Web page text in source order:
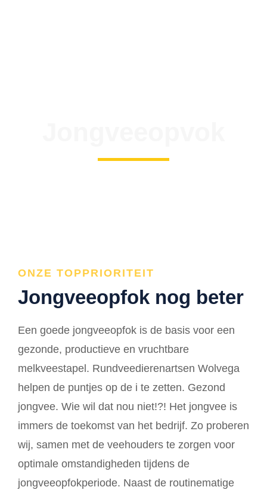
ONZE TOPPRIORITEIT
Jongveeopfok nog beter
Een goede jongveeopfok is de basis voor een
gezonde, productieve en vruchtbare
melkveestapel. Rundveedierenartsen Wolvega
helpen de puntjes op de i te zetten. Gezond
jongvee. Wie wil dat nou niet!?! Het jongvee is
immers de toekomst van het bedrijf. Zo proberen
wij, samen met de veehouders te zorgen voor
optimale omstandigheden tijdens de
jongveeopfokperiode. Naast de routinematige